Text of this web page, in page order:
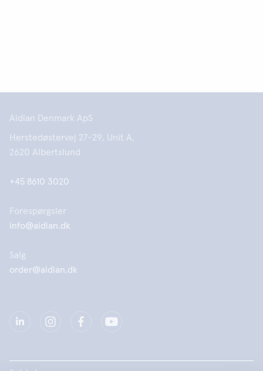
Aidian Denmark ApS
Herstedøstervej 27-29, Unit A,
2620 Albertslund
+45 8610 3020
Forespørgsler
info@aidian.dk
Salg
order@aidian.dk